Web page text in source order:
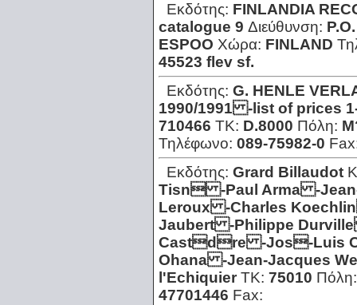
Εκδότης: FINLANDIA
catalogue 9 Διεύθυνση:
ESPOO Χώρα: FINLAND
45523 flev sf.
Εκδότης: G. HENLE
1990/1991 -list of prices
710466 ΤΚ: D.8000 Πόλη:
Τηλέφωνο: 089-75982-0
Εκδότης: Grard Billaudot
Tisn -Paul Arma -
Leroux -Charles
Jaubert -Philippe
Castdre -Jos-Luis
Ohana -Jean-Jacques
l'Echiquier ΤΚ: 75010
47701446 Fax: